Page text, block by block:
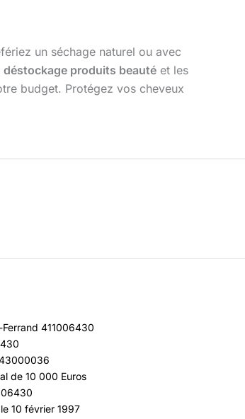
un séchage naturel ou avec
déstockage produits beauté et les
budget. Protégez vos cheveux
Ferrand 411006430
de 10 000 Euros
10 février 1997